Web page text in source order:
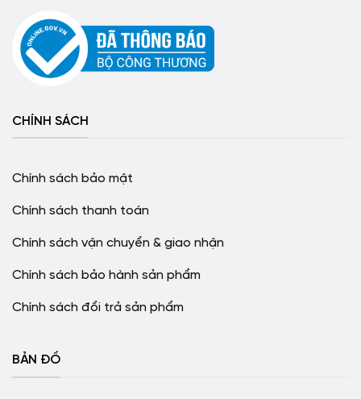
CHÍNH SÁCH
Chính sách bảo mật
Chính sách thanh toán
Chính sách vận chuyển & giao nhận
Chính sách bảo hành sản phẩm
Chính sách đổi trả sản phẩm
BẢN ĐỒ